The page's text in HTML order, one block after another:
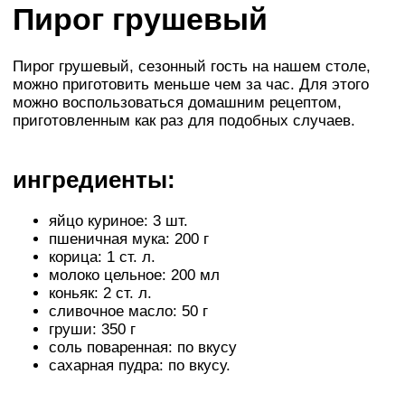
Пирог грушевый
Пирог грушевый, сезонный гость на нашем столе,
можно приготовить меньше чем за час. Для этого
можно воспользоваться домашним рецептом,
приготовленным как раз для подобных случаев.
ингредиенты:
яйцо куриное: 3 шт.
пшеничная мука: 200 г
корица: 1 ст. л.
молоко цельное: 200 мл
коньяк: 2 ст. л.
сливочное масло: 50 г
груши: 350 г
соль поваренная: по вкусу
сахарная пудра: по вкусу.